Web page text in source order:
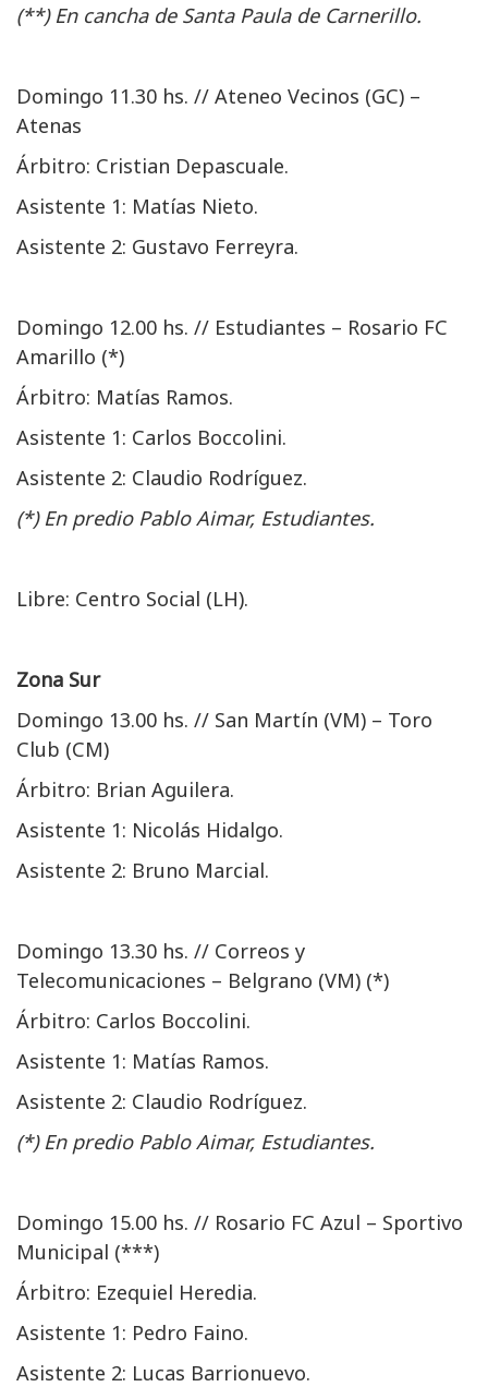
(**) En cancha de Santa Paula de Carnerillo.
Domingo 11.30 hs. // Ateneo Vecinos (GC) –
Atenas
Árbitro: Cristian Depascuale.
Asistente 1: Matías Nieto.
Asistente 2: Gustavo Ferreyra.
Domingo 12.00 hs. // Estudiantes – Rosario FC
Amarillo (*)
Árbitro: Matías Ramos.
Asistente 1: Carlos Boccolini.
Asistente 2: Claudio Rodríguez.
(*) En predio Pablo Aimar, Estudiantes.
Libre: Centro Social (LH).
Zona Sur
Domingo 13.00 hs. // San Martín (VM) – Toro
Club (CM)
Árbitro: Brian Aguilera.
Asistente 1: Nicolás Hidalgo.
Asistente 2: Bruno Marcial.
Domingo 13.30 hs. // Correos y
Telecomunicaciones – Belgrano (VM) (*)
Árbitro: Carlos Boccolini.
Asistente 1: Matías Ramos.
Asistente 2: Claudio Rodríguez.
(*) En predio Pablo Aimar, Estudiantes.
Domingo 15.00 hs. // Rosario FC Azul – Sportivo
Municipal (***)
Árbitro: Ezequiel Heredia.
Asistente 1: Pedro Faino.
Asistente 2: Lucas Barrionuevo.